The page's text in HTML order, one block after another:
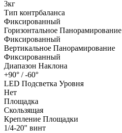
3кг
Тип контрбаланса
Фиксированный
Горизонтальное Панорамирование
Фиксированный
Вертикальное Панорамирование
Фиксированный
Диапазон Наклона
+90° / -60°
LED Подсветка Уровня
Нет
Площадка
Скользящая
Крепление Площадки
1/4-20" винт